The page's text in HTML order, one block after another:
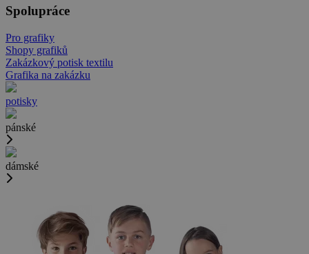
Spolupráce
Pro grafiky
Shopy grafiků
Zakázkový potisk textilu
Grafika na zakázku
potisky
pánské
dámské